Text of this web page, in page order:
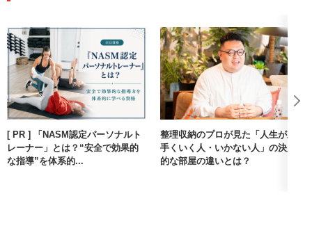
[ PR ] 「NASM認定パーソナルト
レーナー」とは？“安全で効果的
な指導”を体系的...
整理収納のプロが見た「人生が上
手くいく人・いかない人」の決定
的な部屋の違いとは？